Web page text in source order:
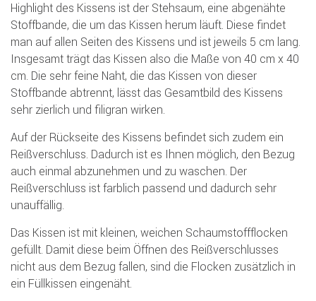
Highlight des Kissens ist der Stehsaum, eine abgenähte
Stoffbande, die um das Kissen herum läuft. Diese findet
man auf allen Seiten des Kissens und ist jeweils 5 cm lang.
Insgesamt trägt das Kissen also die Maße von 40 cm x 40
cm. Die sehr feine Naht, die das Kissen von dieser
Stoffbande abtrennt, lässt das Gesamtbild des Kissens
sehr zierlich und filigran wirken.
Auf der Rückseite des Kissens befindet sich zudem ein
Reißverschluss. Dadurch ist es Ihnen möglich, den Bezug
auch einmal abzunehmen und zu waschen. Der
Reißverschluss ist farblich passend und dadurch sehr
unauffällig.
Das Kissen ist mit kleinen, weichen Schaumstoffflocken
gefüllt. Damit diese beim Öffnen des Reißverschlusses
nicht aus dem Bezug fallen, sind die Flocken zusätzlich in
ein Füllkissen eingenäht.